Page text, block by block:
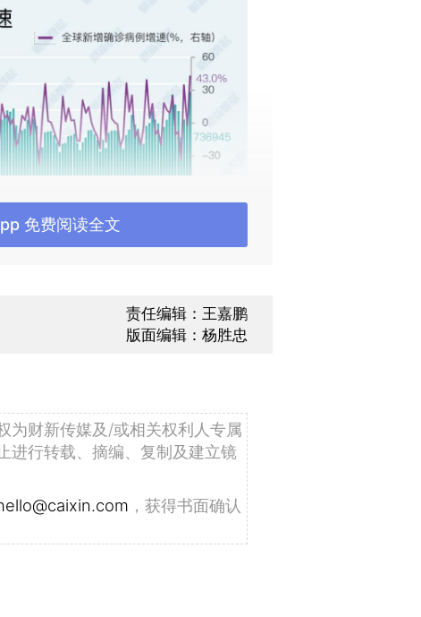
升，上周（2021年3月21日至3月
第一。亚洲新增确诊病例升至高
）新增确诊98万例。拉丁美洲新
，上周（3月21日至3月27日）新
每周新增确诊数量在2021年1月初
3月21日至3月27日）新增确诊47
疫情得到一定程度的控制。
免费阅读全文
责任编辑：王嘉鹏
版面编辑：杨胜忠
为财新传媒及/或相关权利人专属
进行转载、摘编、复制及建立镜
，获得书面确认